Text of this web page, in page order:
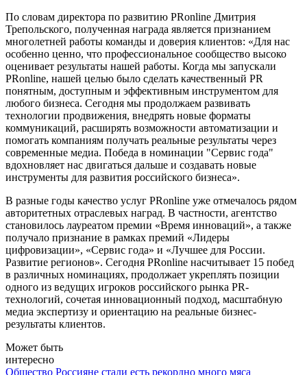
По словам директора по развитию PRonline Дмитрия
Трепольского, полученная награда является признанием
многолетней работы команды и доверия клиентов: «Для нас
особенно ценно, что профессиональное сообщество высоко
оценивает результаты нашей работы. Когда мы запускали
PRonline, нашей целью было сделать качественный PR
понятным, доступным и эффективным инструментом для
любого бизнеса. Сегодня мы продолжаем развивать
технологии продвижения, внедрять новые форматы
коммуникаций, расширять возможности автоматизации и
помогать компаниям получать реальные результаты через
современные медиа. Победа в номинации "Сервис года"
вдохновляет нас двигаться дальше и создавать новые
инструменты для развития российского бизнеса».
В разные годы качество услуг PRonline уже отмечалось рядом
авторитетных отраслевых наград. В частности, агентство
становилось лауреатом премии «Время инноваций», а также
получало признание в рамках премий «Лидеры
цифровизации», «Сервис года» и «Лучшее для России.
Развитие регионов». Сегодня PRonline насчитывает 15 побед
в различных номинациях, продолжает укреплять позиции
одного из ведущих игроков российского рынка PR-
технологий, сочетая инновационный подход, масштабную
медиа экспертизу и ориентацию на реальные бизнес-
результаты клиентов.
Может быть
интересно
Общество Россияне стали есть рекордно много мяса